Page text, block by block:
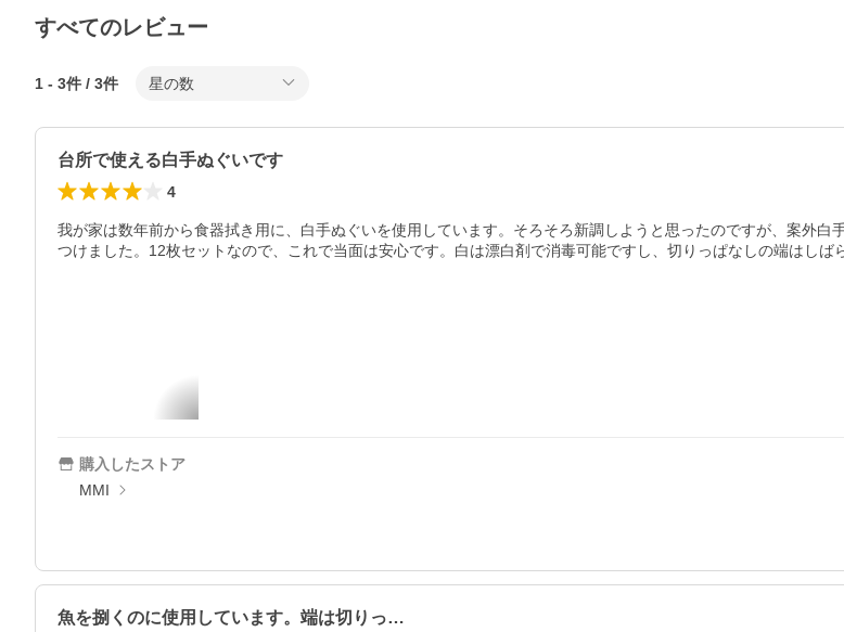
すべてのレビュー
1 - 3件 / 3件 星の数
台所で使える白手ぬぐいです
4
我が家は数年前から食器拭き用に、白手ぬぐいを使用しています。そろそろ新調しようと思ったのですが、案外
つけました。12枚セットなので、これで当面は安心です。白は漂白剤で消毒可能ですし、切りっぱなしの端はしば
購入したストア
MMI
魚を捌くのに使用しています。端は切りっ…